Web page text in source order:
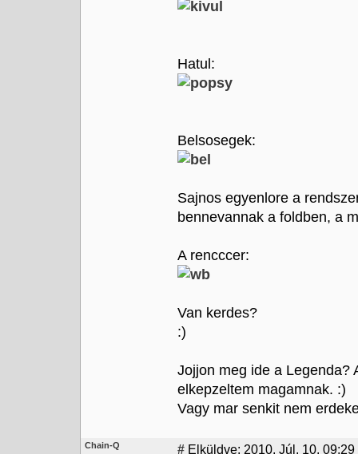
Hatul:
Belsosegek:
Sajnos egyenlore a
bennevannak a foldben, a
A rencccer:
Van kerdes?
:)
Jojjon meg ide a Legenda?
elkepzeltem magamnak. :)
Vagy mar senkit nem
Chain-Q # Elküldve: 2010. Júl. 10. 09:29